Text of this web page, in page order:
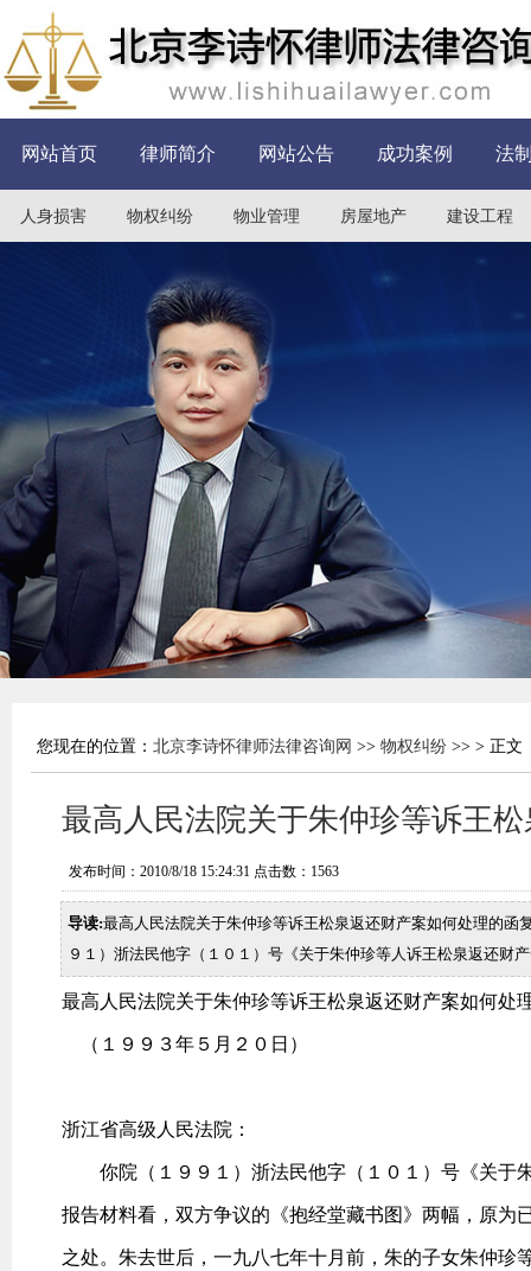
网站首页 律师简介 网站公告 成功案例 法
人身损害 物权纠纷 物业管理 房屋地产 建设工程
您现在的位置： 北京李诗怀律师法律咨询网 >> 物权纠纷 >> > 正文
最高人民法院关于朱仲珍等诉王
发布时间：2010/8/18 15:24:31 点击数： 1563
导读:最高人民法院关于朱仲珍等诉王松泉返还财产案如何处理
９１）浙法民他字（１０１）号《关于朱仲珍等人诉王松泉返还财
最高人民法院关于朱仲珍等诉王松泉返还财产案如何处
（１９９３年５月２０日）
浙江省高级人民法院：
你院（１９９１）浙法民他字（１０１）号《关于
报告材料看，双方争议的《抱经堂藏书图》两幅，原为
之处。朱去世后，一九八七年十月前，朱的子女朱仲